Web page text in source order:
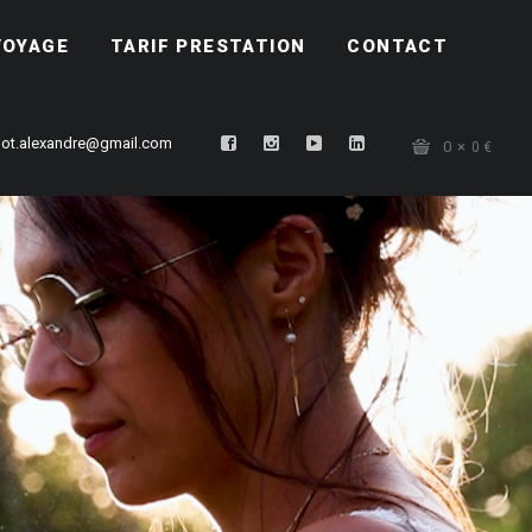
TARIF PRESTATION CONTACT
0 0 €